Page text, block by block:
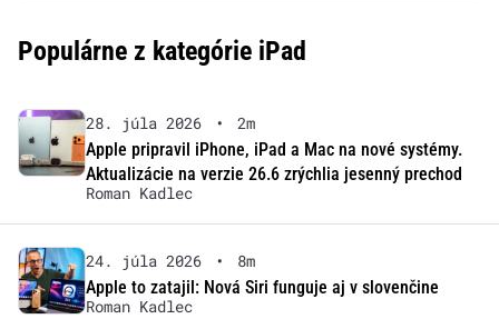
Populárne z kategórie iPad
28. júla 2026 •
2m
Apple pripravil iPhone, iPad a Mac na nové systémy.
Aktualizácie na verzie 26.6 zrýchlia jesenný prechod
Roman Kadlec
24. júla 2026 •
8m
Apple to zatajil: Nová Siri funguje aj v slovenčine
Roman Kadlec